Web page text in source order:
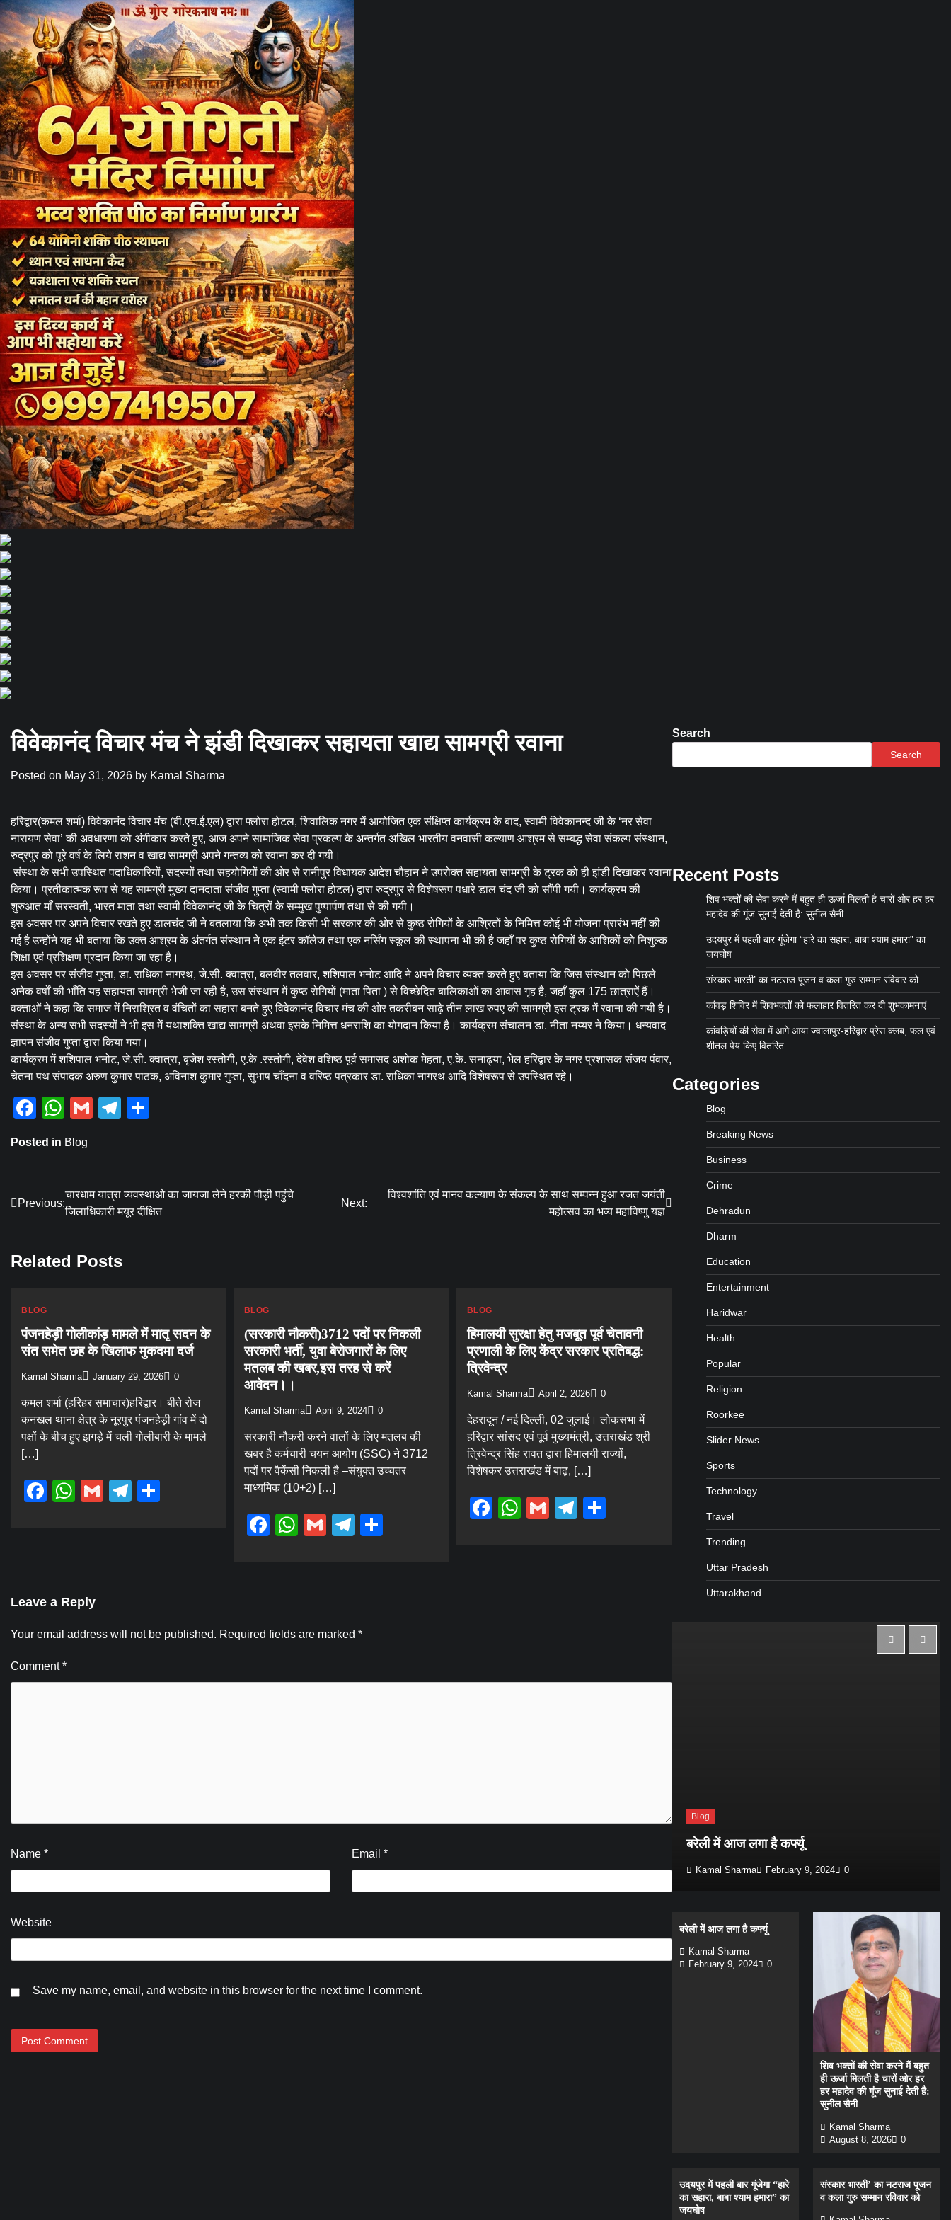
विवेकानंद विचार मंच ने झंडी दिखाकर सहायता खाद्य सामग्री रवाना
Posted on May 31, 2026 by Kamal Sharma
हरिद्वार(कमल शर्मा) विवेकानंद विचार मंच (बी.एच.ई.एल) द्वारा फ्लोरा होटल, शिवालिक नगर में आयोजित एक संक्षिप्त कार्यक्रम के बाद, स्वामी विवेकानन्द जी के ‘नर सेवा
नारायण सेवा’ की अवधारणा को अंगीकार करते हुए, आज अपने सामाजिक सेवा प्रकल्प के अन्तर्गत अखिल भारतीय वनवासी कल्याण आश्रम से सम्बद्ध सेवा संकल्प संस्थान,
रुद्रपुर को पूरे वर्ष के लिये राशन व खाद्य सामग्री अपने गन्तव्य को रवाना कर दी गयी।
‌‌‌ संस्था के सभी उपस्थित पदाधिकारियों, सदस्यों तथा सहयोगियों की ओर से रानीपुर विधायक आदेश चौहान ने उपरोक्त सहायता सामग्री के ट्रक को ही झंडी दिखाकर रवाना
किया। प्रतीकात्मक रूप से यह सामग्री मुख्य दानदाता संजीव गुप्ता (स्वामी फ्लोरा होटल) द्वारा रुद्रपुर से विशेषरूप पधारे डाल चंद जी को सौंपी गयी। कार्यक्रम की
शुरुआत माँ सरस्वती, भारत माता तथा स्वामी विवेकानंद जी के चित्रों के सम्मुख पुष्पार्पण तथा से की गयी।
इस अवसर पर अपने विचार रखते हुए डालचंद जी ने बतलाया कि अभी तक किसी भी सरकार की ओर से कुष्ठ रोगियों के आश्रितों के निमित्त कोई भी योजना प्रारंभ नहीं की
गई है उन्होंने यह भी बताया कि उक्त आश्रम के अंतर्गत संस्थान ने एक इंटर कॉलेज तथा एक नर्सिंग स्कूल की स्थापना भी की है जहाँ पर कुष्ठ रोगियों के आशिकों को निशुल्क
शिक्षा एवं प्रशिक्षण प्रदान किया जा रहा है।
इस अवसर पर संजीव गुप्ता, डा. राधिका नागरथ, जे.सी. क्वात्रा, बलवीर तलवार, शशिपाल भनोट आदि ने अपने विचार व्यक्त करते हुए बताया कि जिस संस्थान को पिछले
अनेक वर्षों की भाँति यह सहायता सामग्री भेजी जा रही है, उस संस्थान में कुष्ठ रोगियों (माता पिता ) से विच्छेदित बालिकाओं का आवास गृह है, जहाँ कुल 175 छात्राऐं हैं।
वक्ताओं ने कहा कि समाज में निरा‌श्रित व वंचितों का सहारा बनते हुए विवेकानंद विचार मंच की ओर तकरीबन साढ़े तीन लाख रुपए की सामग्री इस ट्रक में रवाना की गयी है।
संस्था के अन्य सभी सदस्यों ने भी इस में यथाशक्ति खाद्य सामग्री अथवा इसके निमित्त धनराशि का योगदान किया है। कार्यक्रम संचालन डा. नीता नय्यर ने किया। धन्यवाद
ज्ञापन संजीव गुप्ता द्वारा किया गया।
कार्यक्रम में शशिपाल भनोट, जे.सी. क्वात्रा, बृजेश रस्तोगी, ए.के .रस्तोगी, देवेश वशिष्ठ पूर्व समासद अशोक मेहता, ए.के. सनाढ्या, भेल हरिद्वार के नगर प्रशासक संजय पंवार,
चेतना पथ संपादक अरुण कुमार पाठक, अविनाश कुमार‌ गुप्ता, सुभाष चाँदना व वरिष्ठ पत्रकार डा. राधिका नागरथ आदि विशेषरूप से उपस्थित रहे।
Facebook
WhatsApp
GmailTelegram
Posted in Blog
Post
Previous:
चारधाम यात्रा व्यवस्थाओ का जायजा लेने हरकी पौड़ी पहुंचे
जिलाधिकारी मयूर दीक्षित
Next:
विश्वशांति एवं मानव कल्याण के संकल्प के साथ सम्पन्न हुआ रजत जयंती
महोत्सव का भव्य महाविष्णु यज्ञ
Related Posts
BLOG
पंजनहेड़ी गोलीकांड़ मामले में मातृ सदन के
संत समेत छह के खिलाफ मुकदमा दर्ज
Kamal Sharma January 29, 2026 0
कमल शर्मा (हरिहर समाचार)हरिद्वार। बीते रोज
कनखल थाना क्षेत्र के नूरपुर पंजनहेड़ी गांव में दो
पक्षों के बीच हुए झगड़े में चली गोलीबारी के मामले
[…]
Facebook
WhatsApp
GmailTelegram
BLOG
(सरकारी नौकरी)3712 पदों पर निकली
सरकारी भर्ती, युवा बेरोजगारों के लिए
मतलब की खबर,इस तरह से करें
आवेदन।।
Kamal Sharma April 9, 2024 0
सरकारी नौकरी करने वालों के लिए मतलब की
खबर है कर्मचारी चयन आयोग (SSC) ने 3712
पदों पर वैकेंसी निकली है –संयुक्त उच्चतर
माध्यमिक (10+2) […]
Facebook
WhatsApp
GmailTelegram
BLOG
हिमालयी सुरक्षा हेतु मजबूत पूर्व चेतावनी
प्रणाली के लिए केंद्र सरकार प्रतिबद्ध:
त्रिवेन्द्र
Kamal Sharma April 2, 2026 0
देहरादून / नई दिल्ली, 02 जुलाई। लोकसभा में
हरिद्वार सांसद एवं पूर्व मुख्यमंत्री, उत्तराखंड श्री
त्रिवेन्द्र सिंह रावत द्वारा हिमालयी राज्यों,
विशेषकर उत्तराखंड में बाढ़, […]
Facebook
WhatsApp
GmailTelegram
Leave a Reply
Your email address will not be published. Required fields are marked *
Comment*
Name * Email*
Website
Save my name, email, and website in this browser for the next time I comment.
Search
Search
Recent Posts
शिव भक्तों की सेवा करने मैं बहुत ही ऊर्जा मिलती है चारों ओर हर हर
महादेव की गूंज सुनाई देती है: सुनील सैनी
उदयपुर में पहली बार गूंजेगा “हारे का सहारा, बाबा श्याम हमारा” का
जयघोष
संस्कार भारती’ का नटराज पूजन व कला गुरु सम्मान रविवार को
कांवड़ शिविर में शिवभक्तों को फलाहार वितरित कर दी शुभकामनाएं
कांवड़ियों की सेवा में आगे आया ज्वालापुर-हरिद्वार प्रेस क्लब, फल एवं
शीतल पेय किए वितरित
Categories
Blog
Breaking News
Business
Crime
Dehradun
Dharm
Education
Entertainment
Haridwar
Health
Popular
Religion
Roorkee
Slider News
Sports
Technology
Travel
Trending
Uttar Pradesh
Uttarakhand
कांवड़ियों की सेवा में आगे आया ज्वालापुर-हरिद्वार प्रेस
Kamal Sharma August 8, 2026 0
Blog
बरेली में आज लगा है कर्फ्यू
Kamal Sharma February 9, 2024 0
बरेली में आज लगा है कर्फ्यू
Kamal Sharma
February 9, 2024
0
शिव भक्तों की सेवा करने मैं बहुत
ही ऊर्जा मिलती है चारों ओर हर
हर महादेव की गूंज सुनाई देती है:
सुनील सैनी
Kamal Sharma
August 8, 2026
0
उदयपुर में पहली बार गूंजेगा “हारे
का सहारा, बाबा श्याम हमारा” का
जयघोष
संस्कार भारती’ का नटराज पूजन
व कला गुरु सम्मान रविवार को